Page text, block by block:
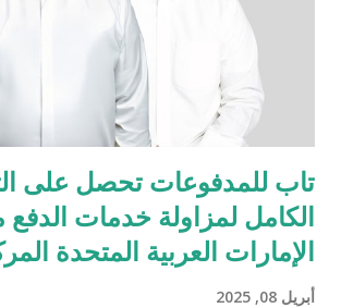
والبصرة. ولا تقتصر مهمتنا على تقديم السيارات
تشمل أيضاً خدمة مالكي سيارات مازدا الحاليين
تاب للمدفوعات تحصل على
الكامل لمزاولة خدمات
الإمارات العربية المتحدة
أبريل 08, 2025